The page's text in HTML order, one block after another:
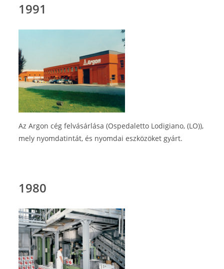
1991
Az Argon cég felvásárlása (Ospedaletto Lodigiano, (LO)),
mely nyomdatintát, és nyomdai eszközöket gyárt.
1980